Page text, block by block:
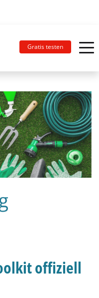
Gratis testen
offiziell